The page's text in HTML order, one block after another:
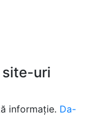
site-uri
informație. Da-